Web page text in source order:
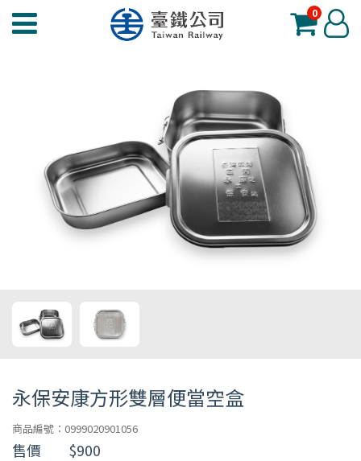
臺
0 登
入
永保安康方形雙層便當空盒
商品編號：0999020901056
售價 $900